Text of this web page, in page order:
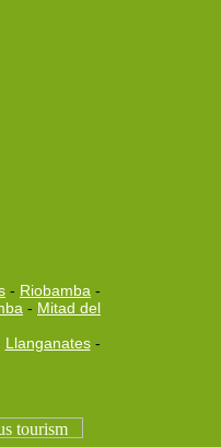
- Riobamba -
- Mitad del
Llanganates-